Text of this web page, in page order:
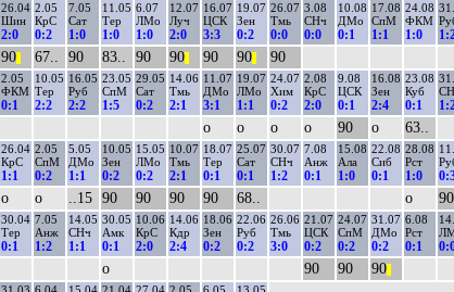
26.04
Шин
2:0
2.05
КрС
0:2
7.05
Сат
1:0
11.05
Тер
1:0
6.07
ЛМо
1:0
12.07
Луч
2:0
16.07
ЦСК
3:3
19.07
Зен
0:2
26.07
Тмь
0:0
3.08
СНч
0:0
10.08
ДМо
0:1
17.08
СпМ
1:1
24.08
ФКМ
1:0
90|| 67.. 90 83.. 90 90|| 90 90|| 90
2.05
ФКМ
0:1
10.05
Тер
2:2
16.05
Руб
2:2
23.05
СпМ
1:5
29.05
Сат
0:2
14.06
Тмь
2:1
11.07
ДМо
3:1
19.07
ЛМо
1:1
24.07
Хим
0:2
2.08
КрС
2:0
9.08
ЦСК
0:1
16.08
Зен
2:4
23.08
Куб
0:1
о о о о 90 о 63..
26.04
КрС
1:1
2.05
СпМ
0:2
5.05
ДМо
1:1
10.05
Зен
0:2
15.05
ЛМо
0:2
10.07
Тмь
2:1
18.07
Тер
0:1
25.07
Сат
0:1
30.07
СНч
1:2
7.08
Анж
0:1
15.08
Ала
1:0
22.08
Сиб
0:1
28.08
Рст
1:0
о о ..15 90 90 90 90 68.. о 90
30.04
Тер
0:1
7.05
Анж
1:2
14.05
СНч
1:1
30.05
Амк
0:1
10.06
КрС
2:0
14.06
Кдр
2:4
18.06
Зен
0:2
22.06
Руб
0:2
26.06
Тмь
3:0
21.07
ЦСК
0:2
24.07
СпМ
0:2
31.07
ДМо
0:2
6.08
Рст
0:1
о 90 90 90||